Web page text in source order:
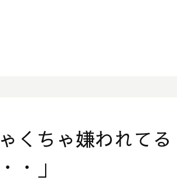
くちゃ嫌われてる
・」